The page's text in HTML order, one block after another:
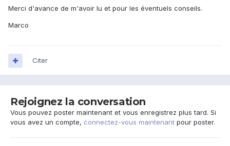
Merci d'avance de m'avoir lu et pour les éventuels conseils.
Marco
Citer
Rejoignez la conversation
Vous pouvez poster maintenant et vous enregistrez plus tard. Si
vous avez un compte, connectez-vous maintenant pour poster.